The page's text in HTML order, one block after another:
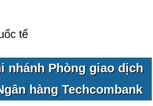
tế
nhánh Phòng giao dịch
hàng Techcombank